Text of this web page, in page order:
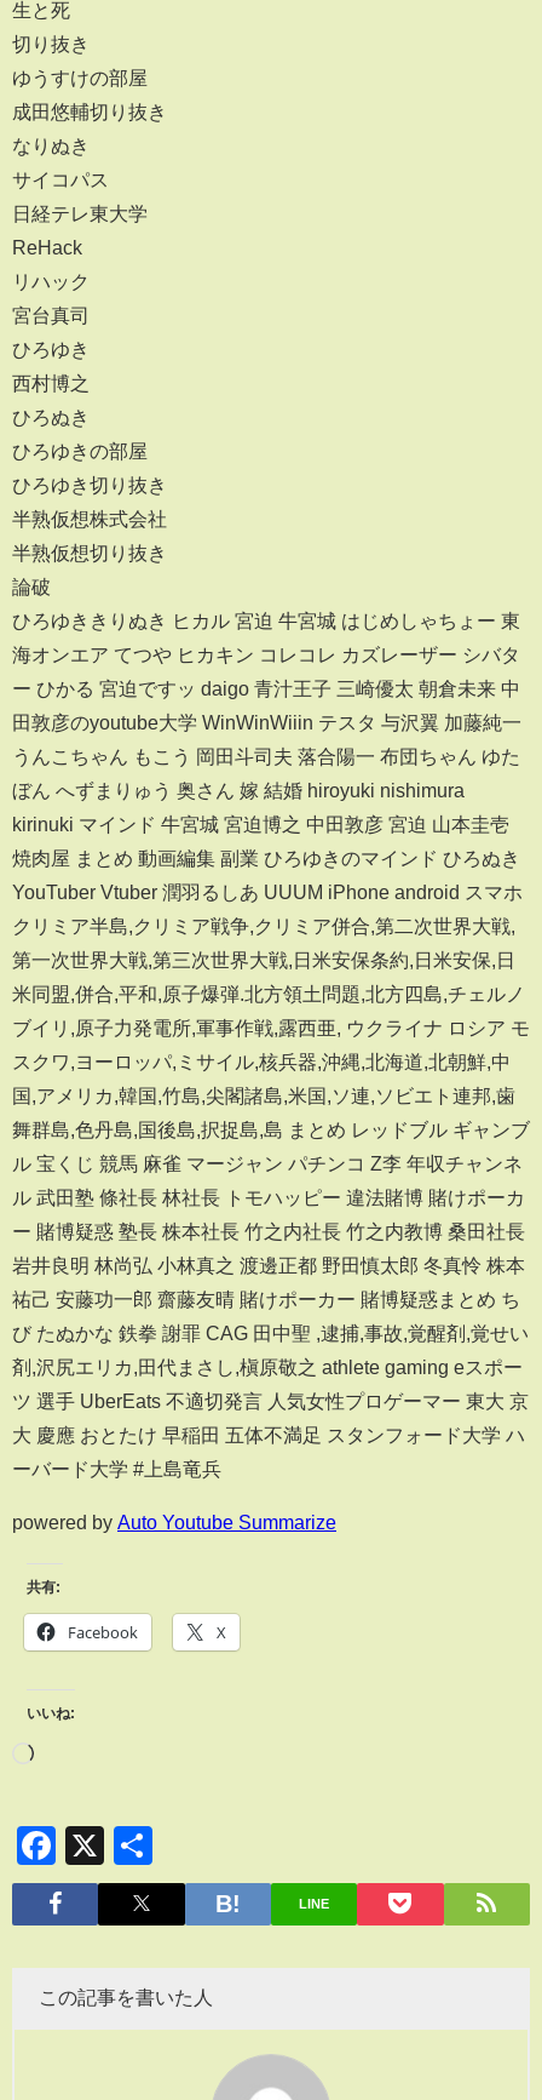
生と死
切り抜き
ゆうすけの部屋
成田悠輔切り抜き
なりぬき
サイコパス
日経テレ東大学
ReHack
リハック
宮台真司
ひろゆき
西村博之
ひろぬき
ひろゆきの部屋
ひろゆき切り抜き
半熟仮想株式会社
半熟仮想切り抜き
論破
ひろゆききりぬき ヒカル 宮迫 牛宮城 はじめしゃちょー 東
海オンエア てつや ヒカキン コレコレ カズレーザー シバタ
ー ひかる 宮迫ですッ daigo 青汁王子 三崎優太 朝倉未来 中
田敦彦のyoutube大学 WinWinWiiin テスタ 与沢翼 加藤純一
うんこちゃん もこう 岡田斗司夫 落合陽一 布団ちゃん ゆた
ぼん へずまりゅう 奥さん 嫁 結婚 hiroyuki nishimura
kirinuki マインド 牛宮城 宮迫博之 中田敦彦 宮迫 山本圭壱
焼肉屋 まとめ 動画編集 副業 ひろゆきのマインド ひろぬき
YouTuber Vtuber 潤羽るしあ UUUM iPhone android スマホ
クリミア半島,クリミア戦争,クリミア併合,第二次世界大戦,
第一次世界大戦,第三次世界大戦,日米安保条約,日米安保,日
米同盟,併合,平和,原子爆弾.北方領土問題,北方四島,チェルノ
ブイリ,原子力発電所,軍事作戦,露西亜, ウクライナ ロシア モ
スクワ,ヨーロッパ,ミサイル,核兵器,沖縄,北海道,北朝鮮,中
国,アメリカ,韓国,竹島,尖閣諸島,米国,ソ連,ソビエト連邦,歯
舞群島,色丹島,国後島,択捉島,島 まとめ レッドブル ギャンブ
ル 宝くじ 競馬 麻雀 マージャン パチンコ Z李 年収チャンネ
ル 武田塾 條社長 林社長 トモハッピー 違法賭博 賭けポーカ
ー 賭博疑惑 塾長 株本社長 竹之内社長 竹之内教博 桑田社長
岩井良明 林尚弘 小林真之 渡邊正都 野田慎太郎 冬真怜 株本
祐己 安藤功一郎 齋藤友晴 賭けポーカー 賭博疑惑まとめ ち
び たぬかな 鉄拳 謝罪 CAG 田中聖 ,逮捕,事故,覚醒剤,覚せい
剤,沢尻エリカ,田代まさし,槇原敬之 athlete gaming eスポー
ツ 選手 UberEats 不適切発言 人気女性プロゲーマー 東大 京
大 慶應 おとたけ 早稲田 五体不満足 スタンフォード大学 ハ
ーバード大学 #上島竜兵
powered by Auto Youtube Summarize
共有:
Facebook X
いいね:
Facebook
X
有
LINE
この記事を書いた人